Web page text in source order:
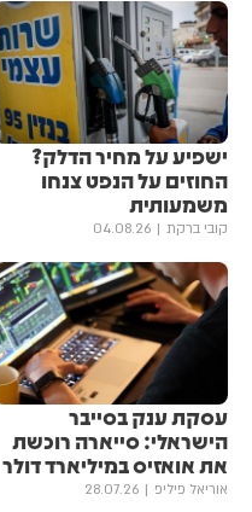
ישפיע על מחיר הדלק?
החוזים על הנפט צנחו
משמעותית
קובי ברקת 04.08.26
עסקת ענק בסייבר
הישראלי: סייארה רוכשת
את אואזיס במיליארד דולר
אוריאל פיליפ 28.07.26